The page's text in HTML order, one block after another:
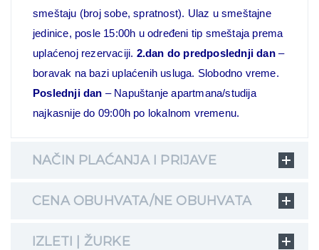
smeštaju (broj sobe, spratnost). Ulaz u smeštajne
jedinice, posle 15:00h u određeni tip smeštaja prema
uplaćenoj rezervaciji. 2.dan do predposlednji dan–
boravak na bazi uplaćenih usluga. Slobodno vreme.
Poslednji dan – Napuštanje apartmana/studija
najkasnije do 09:00h po lokalnom vremenu.
NAČIN PLAĆANJA I PRIJAVE
CENA OBUHVATA/NE OBUHVATA
IZLETI | ŽURKE